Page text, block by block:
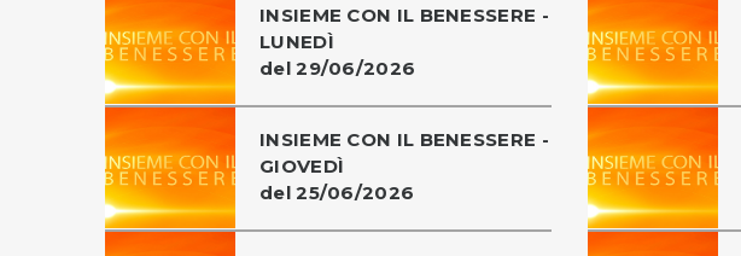
INSIEME CON IL BENESSERE -
LUNEDÌ
del 29/06/2026
INSIEME CON IL BENESSERE -
GIOVEDÌ
del 25/06/2026